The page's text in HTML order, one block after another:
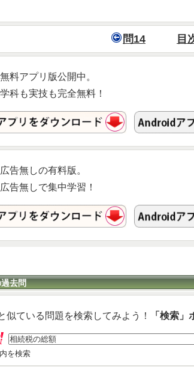
問14 目
料アプリ版公開中。
科も実技も完全無料！
告無しの有料版。
告無しで集中学習！
去問
似ている問題を検索してみよう！ 「検索
を検索